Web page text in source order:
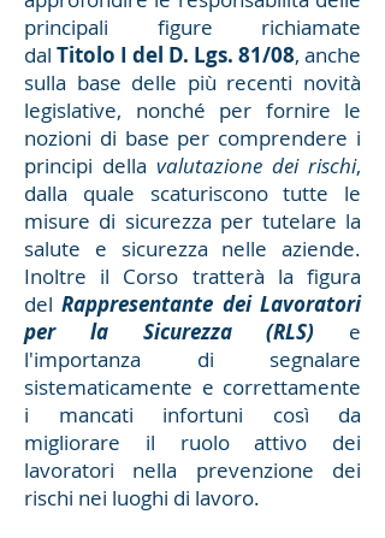
principali figure richiamate
dal Titolo I del D. Lgs. 81/08, anche
sulla base delle più recenti novità
legislative, nonché per fornire le
nozioni di base per comprendere i
principi della valutazione dei rischi,
dalla quale scaturiscono tutte le
misure di sicurezza per tutelare la
salute e sicurezza nelle aziende.
Inoltre il Corso tratterà la figura
delRappresentante dei Lavoratori
per la Sicurezza (RLS) e
l'importanza di segnalare
sistematicamente e correttamente
i mancati infortuni così da
migliorare il ruolo attivo dei
lavoratori nella prevenzione dei
rischi nei luoghi di lavoro.